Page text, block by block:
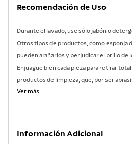
Recomendación de Uso
Durante el lavado, use sólo jabón o
Otros tipos de productos, como esponja
pueden arañarlos y perjudicar el brillo de
Enjuague bien cada pieza para retirar
productos de limpieza, que, por ser
Ver más
Información Adicional